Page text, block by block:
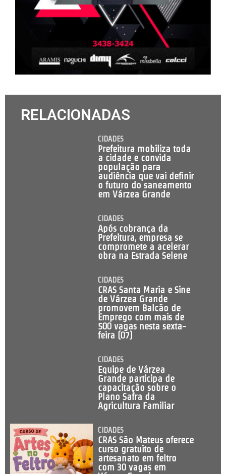
RELACIONADAS
CIDADES
Prefeitura mobiliza toda
a cidade e convida
população para
audiência que vai definir
o futuro do saneamento
em Várzea Grande
CIDADES
Após cobrança da
Prefeitura, empresa se
compromete a acelerar
obra na Estrada Selene
CIDADES
CRAS Santa Maria e Sine
de Várzea Grande
promovem Balcão de
Emprego com mais de
500 vagas nesta sexta-
feira (07)
CIDADES
Equipe de Várzea
Grande participa de
capacitação sobre o
Plano Safra da
Agricultura Familiar
CIDADES
CRAS São Mateus oferece
curso gratuito de
artesanato em feltro
com 30 vagas em